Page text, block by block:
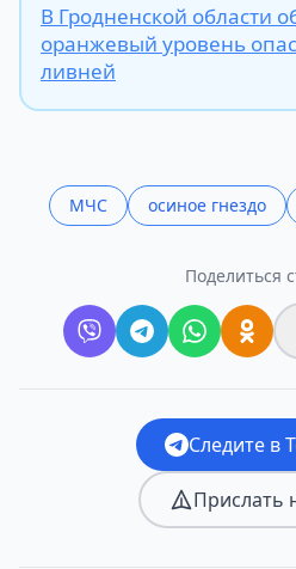
В Гродненской области
оранжевый уровень
ливней
МЧС осиное гнездо
Поделиться
Следите в
Прислать